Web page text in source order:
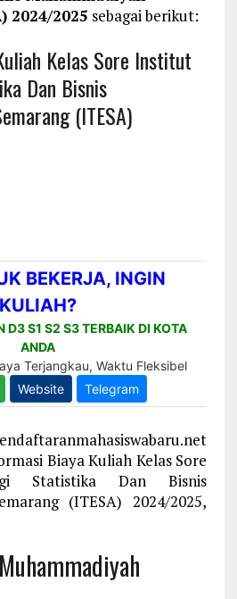
2024/2025 sebagai berikut:
Kelas Sore Institut
Dan Bisnis
(ITESA)
Biaya Kuliah Kelas Sore
Statistika Dan Bisnis
(ITESA) 2024/2025,